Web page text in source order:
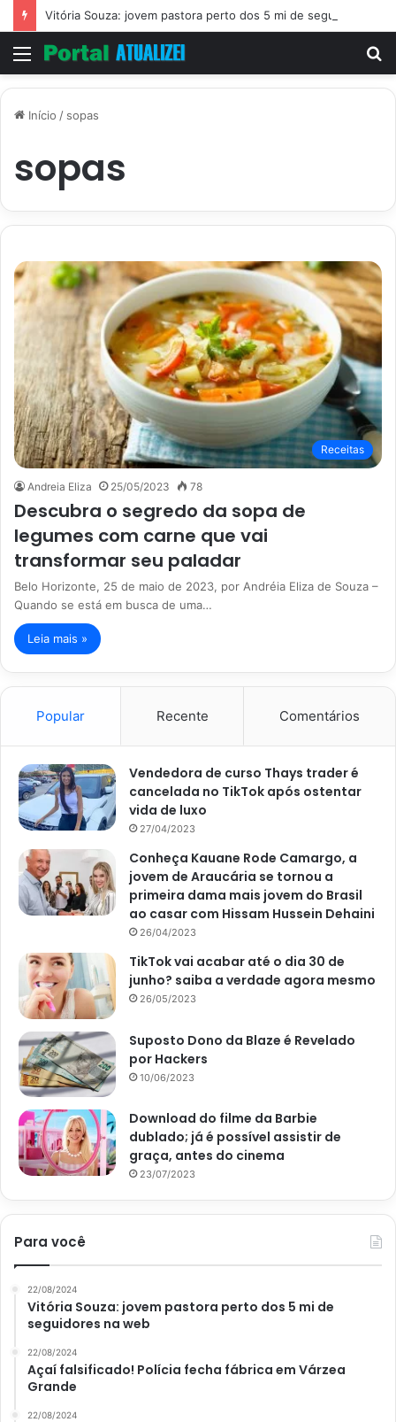
Menu
Início / sopas
sopas
Receitas
Andreia Eliza 25/05/2023 78
Descubra o segredo da sopa de
legumes com carne que vai
transformar seu paladar
Belo Horizonte, 25 de maio de 2023, por Andréia Eliza de Souza –
Quando se está em busca de uma…
Leia mais »
Popular Recente Comentários
Vendedora de curso Thays trader é
cancelada no TikTok após ostentar
vida de luxo
27/04/2023
Conheça Kauane Rode Camargo, a
jovem de Araucária se tornou a
primeira dama mais jovem do Brasil
ao casar com Hissam Hussein Dehaini
26/04/2023
TikTok vai acabar até o dia 30 de
junho? saiba a verdade agora mesmo
26/05/2023
Suposto Dono da Blaze é Revelado
por Hackers
10/06/2023
Download do filme da Barbie
dublado; já é possível assistir de
graça, antes do cinema
23/07/2023
Para você
22/08/2024
Vitória Souza: jovem pastora perto dos 5 mi de
seguidores na web
22/08/2024
Açaí falsificado! Polícia fecha fábrica em Várzea
Grande
22/08/2024